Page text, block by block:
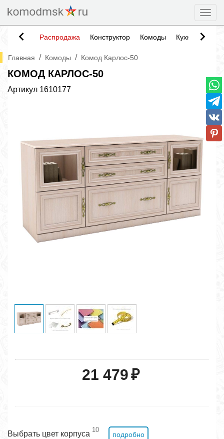
Распродажа Конструктор Комоды Кухни
Главная / Комоды / Комод Карлос-50
КОМОД КАРЛОС-50
Артикул 1610177
21 479₽
Выбрать цвет корпуса 10
подробно